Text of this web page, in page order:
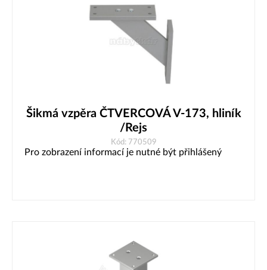
Šikmá vzpěra ČTVERCOVÁ V-173, hliník
/Rejs
Kód: 770509
Pro zobrazení informací je nutné být přihlášený